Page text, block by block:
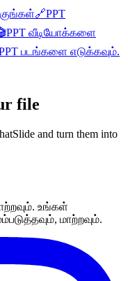
🔗PPT
PPT வீடியோக்களை
படங்களை எடுக்கவும்.
file
and turn them into
உங்கள்
மாற்றவும்.